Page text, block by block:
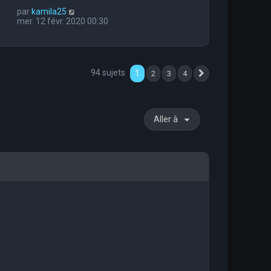
par kamila25
mer. 12 févr. 2020 00:30
94 sujets 1 2 3 4
Aller à